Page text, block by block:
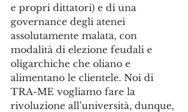
e propri dittatori) e di una
governance degli atenei
assolutamente malata, con
modalità di elezione feudali e
oligarchiche che oliano e
alimentano le clientele. Noi di
TRA-ME vogliamo fare la
rivoluzione all’università, dunque,